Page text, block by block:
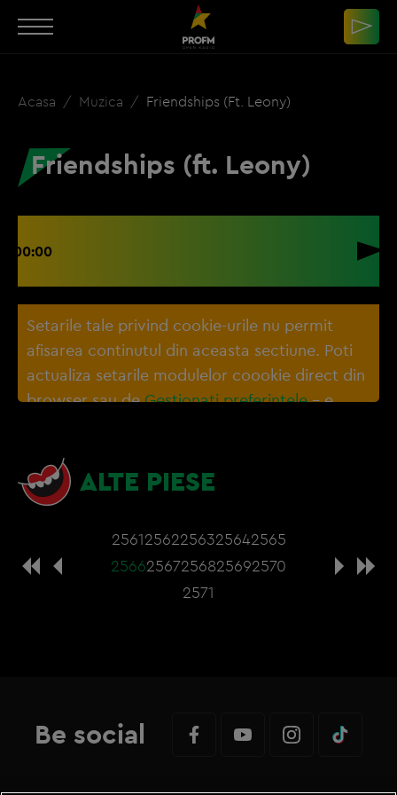
Acasa Muzica Friendships (ft. Leony)
Friendships (ft. Leony)
00:00
Setarile tale privind cookie-urile nu permit
afisarea continutul din aceasta sectiune. Poti
actualiza setarile modulelor coookie direct din
browser sau deGestionați preferințele– e
ALTE PIESE
25612562256325642565
25662567256825692570
2571
Be social